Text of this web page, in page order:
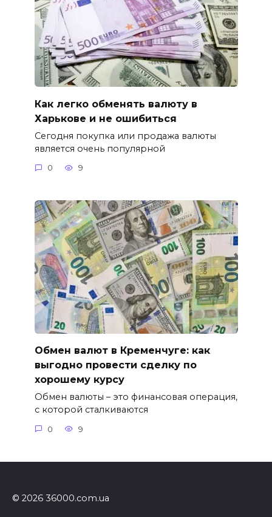
Как легко обменять валюту в
Харькове и не ошибиться
Сегодня покупка или продажа валюты
является очень популярной
0 9
Обмен валют в Кременчуге: как
выгодно провести сделку по
хорошему курсу
Обмен валюты – это финансовая операция,
с которой сталкиваются
0 9
© 2026 36000.com.ua